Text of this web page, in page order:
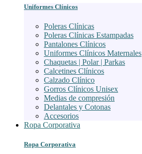
Uniformes Clínicos
Poleras Clínicas
Poleras Clínicas Estampadas
Pantalones Clínicos
Uniformes Clínicos Maternales
Chaquetas | Polar | Parkas
Calcetines Clínicos
Calzado Clínico
Gorros Clínicos Unisex
Medias de compresión
Delantales y Cotonas
Accesorios
Ropa Corporativa
Ropa Corporativa